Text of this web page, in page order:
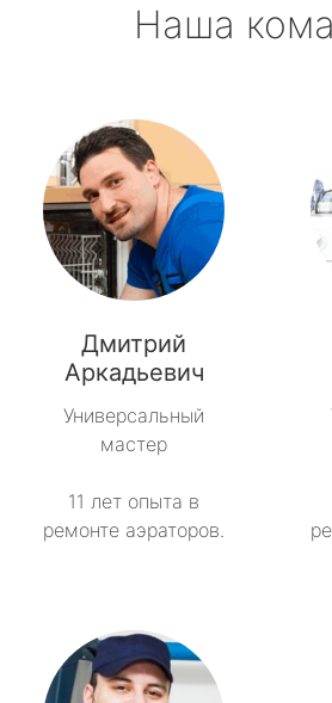
Наша
Дмитрий
Аркадьевич
Универсальный
мастер
11 лет опыта в
ремонте аэраторов.